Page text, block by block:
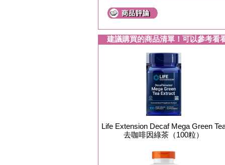
建議購買的商品清單！可以參考看
Life Extension Decaf Mega Green
去咖啡因綠茶（100粒）